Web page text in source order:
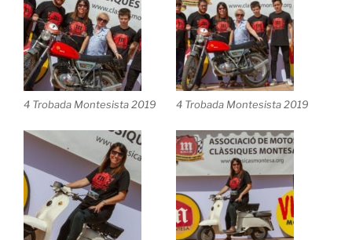
4 Trobada Montesista 2019 4 Trobada Montesista 2019